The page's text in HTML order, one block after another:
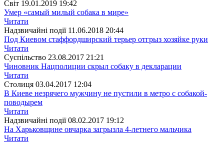
Свiт 19.01.2019 19:42
Умер «самый милый собака в мире»
Читати
Надзвичайні події 11.06.2018 20:44
Под Киевом стаффордширский терьер отгрыз хозяйке руки
Читати
Суспiльство 23.08.2017 21:21
Чиновник Нацполиции скрыл собаку в декларации
Читати
Столиця 03.04.2017 12:04
В Киеве незрячего мужчину не пустили в метро с собакой-
поводырем
Читати
Надзвичайні події 08.02.2017 19:12
На Харьковщине овчарка загрызла 4-летнего мальчика
Читати